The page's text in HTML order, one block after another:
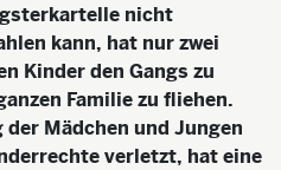
nicht
kann, hat nur zwei
Kinder den Gangs zu
Familie zu fliehen.
Mädchen und Jungen
verletzt, hat eine